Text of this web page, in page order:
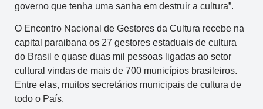
governo que tenha uma sanha em destruir a cultura”.
O Encontro Nacional de Gestores da Cultura recebe na
capital paraibana os 27 gestores estaduais de cultura
do Brasil e quase duas mil pessoas ligadas ao setor
cultural vindas de mais de 700 municípios brasileiros.
Entre elas, muitos secretários municipais de cultura de
todo o País.